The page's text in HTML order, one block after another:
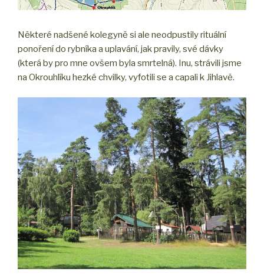
Některé nadšené kolegyně si ale neodpustily rituální
ponoření do rybníka a uplavání, jak pravily, své dávky
(která by pro mne ovšem byla smrtelná). Inu, strávili jsme
na Okrouhlíku hezké chvilky, vyfotili se a capali k Jihlavě.